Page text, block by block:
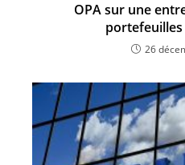
OPA sur une
portefeuilles
26